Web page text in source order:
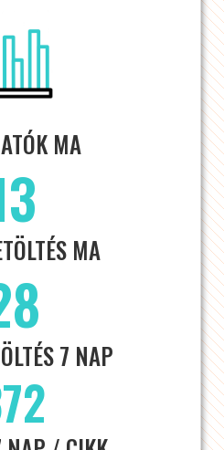
MA
MA
7 NAP